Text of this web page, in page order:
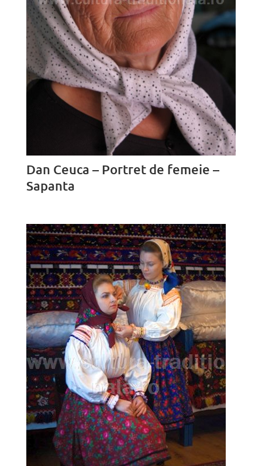
Dan Ceuca – Portret de femeie –
Sapanta